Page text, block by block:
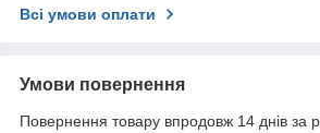
Всі умови оплати
Умови повернення
Повернення товару впродовж 14 днів за